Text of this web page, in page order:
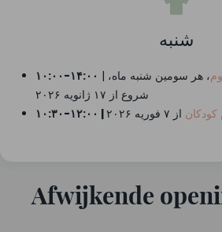
شنبه
۱۰:۰۰-۱۴:۰۰ | ، هر سومین شنبه ماه،
شروع از ۱۷ ژانویه ۲۰۲۶
۱۰:۳۰-۱۲:۰۰ |
از ۷ فوریه ۲۰۲۶
Afwijkende